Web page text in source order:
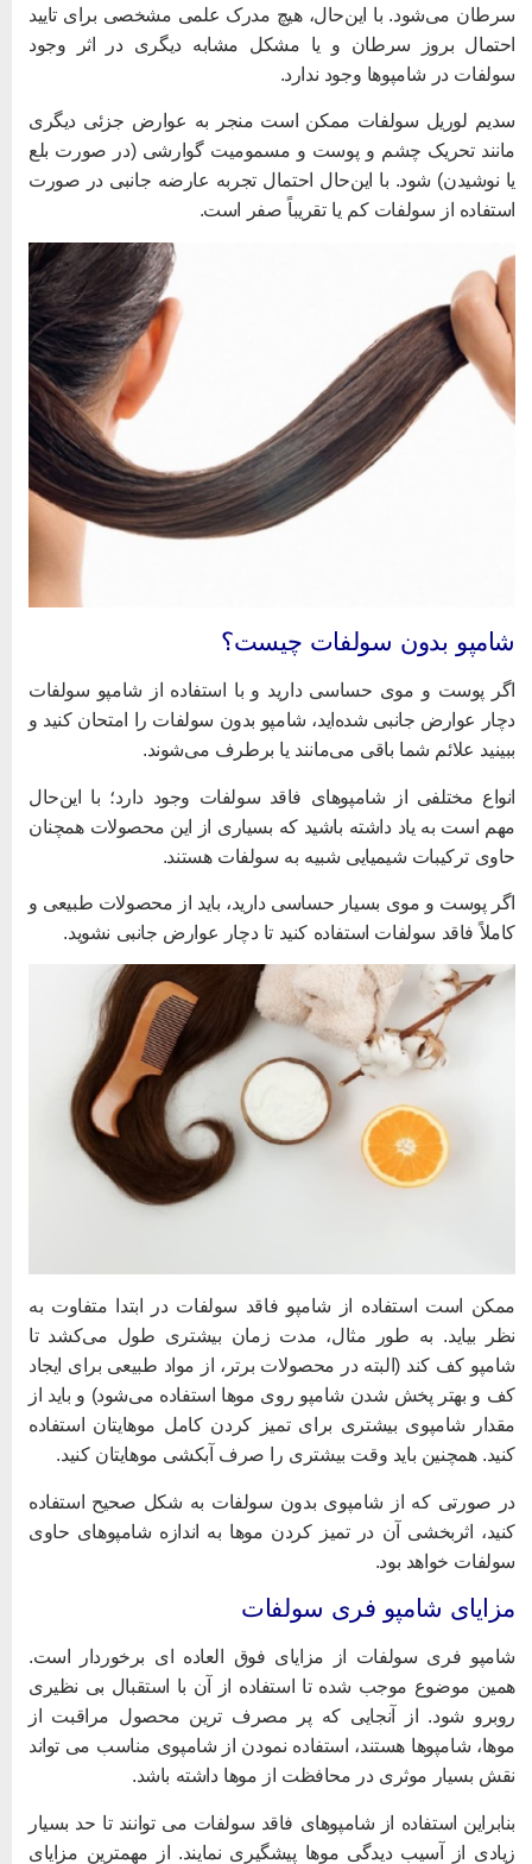
می‌شود. با این‌حال، هیچ مدرک علمی مشخصی برای تایید
بروز سرطان و یا مشکل مشابه دیگری در اثر وجود
در شامپوها وجود ندارد.
لوریل سولفات ممکن است منجر به عوارض جزئی دیگری
تحریک چشم و پوست و مسمومیت گوارشی (در صورت بلع
نوشیدن) شود. با این‌حال احتمال تجربه عارضه جانبی در صورت
از سولفات کم یا تقریباً صفر است.
بدون سولفات چیست؟
پوست و موی حساسی دارید و با استفاده از شامپو سولفات
عوارض جانبی شده‌اید، شامپو بدون سولفات را امتحان کنید و
علائم شما باقی می‌مانند یا برطرف می‌شوند.
مختلفی از شامپوهای فاقد سولفات وجود دارد؛ با این‌حال
است به یاد داشته باشید که بسیاری از این محصولات همچنان
ترکیبات شیمیایی شبیه به سولفات هستند.
پوست‌ و موی بسیار حساسی دارید، باید از محصولات طبیعی‌ و
فاقد سولفات استفاده کنید تا دچار عوارض جانبی نشوید.
است استفاده از شامپو فاقد سولفات در ابتدا متفاوت به
بیاید. به طور مثال، مدت زمان بیشتری طول می‌کشد تا
کف کند (البته در محصولات برتر، از مواد طبیعی برای ایجاد
و بهتر پخش شدن شامپو روی موها استفاده می‌شود) و باید از
شامپوی بیشتری برای تمیز کردن کامل موهایتان استفاده
همچنین باید وقت بیشتری را صرف آبکشی موهایتان کنید.
صورتی که از شامپوی بدون سولفات به شکل صحیح استفاده
اثربخشی آن‌ در تمیز کردن موها به اندازه شامپوهای حاوی
خواهد بود.
شامپو فری سولفات
فری سولفات از مزایای فوق العاده ای برخوردار است.
موضوع موجب شده تا استفاده از آن با استقبال بی نظیری
شود. از آنجایی که پر مصرف ترین محصول مراقبت از
شامپوها هستند، استفاده نمودن از شامپوی مناسب می تواند
بسیار موثری در محافظت از موها داشته باشد.
استفاده از شامپوهای فاقد سولفات می توانند تا حد بسیار
از آسیب دیدگی موها پیشگیری نمایند. از مهمترین مزایای